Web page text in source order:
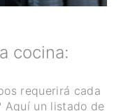
cocina:
requerirá cada
Aquí un listado de